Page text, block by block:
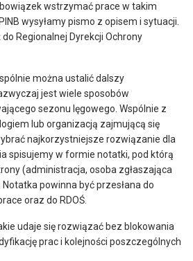
wstrzymać prace w takim
wysyłamy pismo z opisem i sytuacji.
Regionalnej Dyrekcji Ochrony
można ustalić dalszy
jest wiele sposobów
sezonu lęgowego. Wspólnie z
lub organizacją zajmującą się
najkorzystniejsze rozwiązanie dla
spisujemy w formie notatki, pod którą
(administracja, osoba zgłaszająca
powinna być przesłana do
oraz do RDOŚ.
udaje się rozwiązać bez blokowania
prac i kolejności poszczególnych